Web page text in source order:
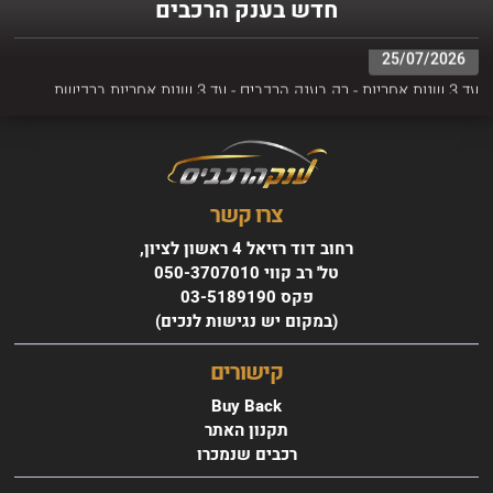
רובר R ROVER
חדש בענק הרכבים
25/07/2026
עד 3 שנות אחריות - רק בענק הרכבים - עד 3 שנות אחריות ברכישת
הרכב
צרו קשר
רחוב דוד רזיאל 4 ראשון לציון,
טל' רב קווי 050-3707010
פקס 03-5189190
(במקום יש נגישות לנכים)
קישורים
Buy Back
תקנון האתר
רכבים שנמכרו